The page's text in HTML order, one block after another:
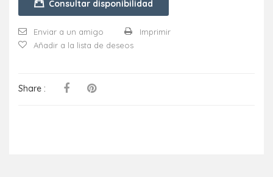
Consultar disponibilidad
Enviar a un amigo
Imprimir
Añadir a la lista de deseos
Share :